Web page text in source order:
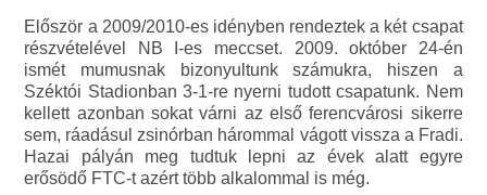
Először a 2009/2010-es idényben rendeztek a két csapat
részvételével NB I-es meccset. 2009. október 24-én
ismét mumusnak bizonyultunk számukra, hiszen a
Széktói Stadionban 3-1-re nyerni tudott csapatunk. Nem
kellett azonban sokat várni az első ferencvárosi sikerre
sem, ráadásul zsinórban hárommal vágott vissza a Fradi.
Hazai pályán meg tudtuk lepni az évek alatt egyre
erősödő FTC-t azért több alkalommal is még.